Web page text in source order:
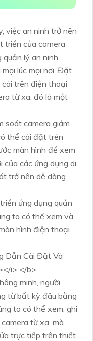
việc an ninh trở nên
triển của camera
quản lý an ninh
lúc mọi nơi. Đặt
trên điện thoại
từ xa, đó là một
soát camera giám
thể cài đặt trên
màn hình để xem
của các ứng dụng di
trở nên dễ dàng
ứng dụng quản
ta có thể xem và
hình điện thoại
minh, người
từ bất kỳ đâu bằng
ta có thể xem, ghi
từ xa, mà
trực tiếp trên thiết